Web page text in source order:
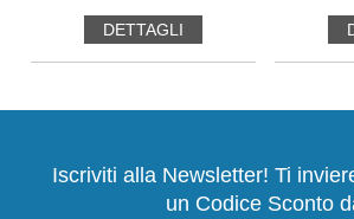
DETTAGLI
Iscriviti alla Newsletter! Ti
un Codice Sconto